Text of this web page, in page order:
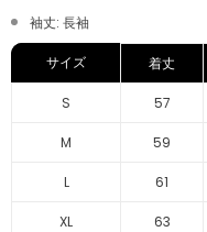
袖丈: 長袖
サイズ 着丈
S 57
M 59
L 61
XL 63